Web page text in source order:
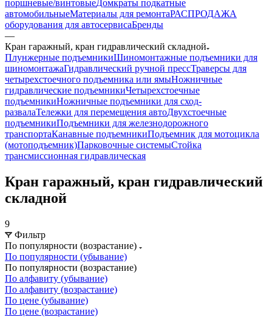
поршневые/винтовыеДомкраты подкатные
автомобильныеМатериалы для ремонтаРАСПРОДАЖА
оборудования для автосервисаБренды
—
Кран гаражный, кран гидравлический складной
Плунжерные подъемникиШиномонтажные подъемники для
шиномонтажаГидравлический ручной прессТраверсы для
четырехстоечного подъемника или ямыНожничные
гидравлические подъемникиЧетырехстоечные
подъемникиНожничные подъемники для сход-
развалаТележки для перемещения автоДвухстоечные
подъемникиПодъемники для железнодорожного
транспортаКанавные подъемникиПодъемник для мотоцикла
(мотоподъемник)Парковочные системыСтойка
трансмиссионная гидравлическая
Кран гаражный, кран гидравлический
складной
9
Фильтр
По популярности (возрастание)
По популярности (убывание)
По популярности (возрастание)
По алфавиту (убывание)
По алфавиту (возрастание)
По цене (убывание)
По цене (возрастание)